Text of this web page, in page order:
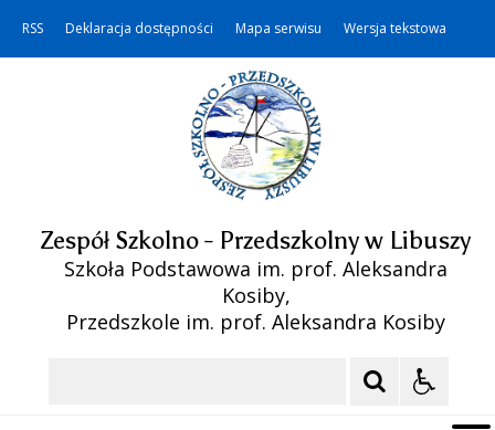
RSS Deklaracja dostępności Mapa serwisu Wersja tekstowa
Zespół Szkolno - Przedszkolny w Libuszy
Szkoła Podstawowa im. prof. Aleksandra
Kosiby,
Przedszkole im. prof. Aleksandra Kosiby